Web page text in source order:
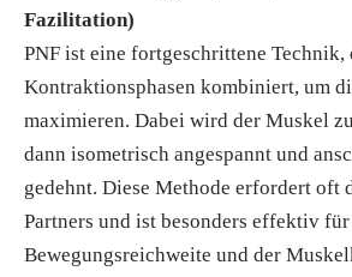
Fazilitation)
PNF ist eine fortgeschrittene Technik,
Kontraktionsphasen kombiniert, um
maximieren. Dabei wird der Muskel
dann isometrisch angespannt und
gedehnt. Diese Methode erfordert oft
Partners und ist besonders effektiv
Bewegungsreichweite und der